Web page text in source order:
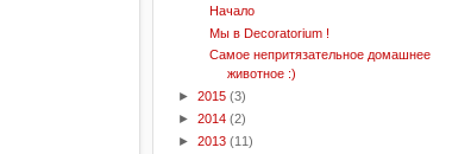
Начало
Мы в Decoratorium !
Самое непритязательное домашнее
животное :)
► 2015 (3)
► 2014 (2)
► 2013 (11)